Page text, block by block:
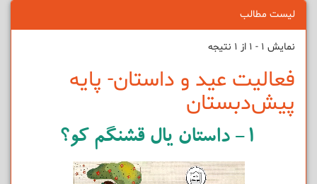
لیست مطالب
نمایش 1 - 1 از 1 نتیجه
فعالیت عید و داستان- پایه
پیش‌دبستان
۱- داستان یال قشنگم کو؟